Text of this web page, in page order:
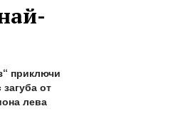
приключи
загуба от
лева